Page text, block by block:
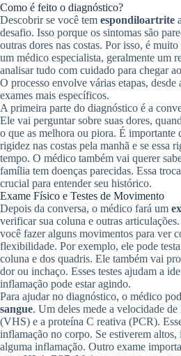
Como é feito o diagnóstico?
Descobrir se você tem espondiloartrite
desafio. Isso porque os sintomas são
outras dores nas costas. Por isso, é
um médico especialista, geralmente um
analisar tudo com cuidado para chegar
O processo envolve várias etapas,
exames mais específicos.
A primeira parte do diagnóstico é a
Ele vai perguntar sobre suas dores,
o que as melhora ou piora. É importante
rigidez nas costas pela manhã e se essa
tempo. O médico também vai querer
família tem doenças parecidas. Essa
crucial para entender seu histórico.
Exame Físico e Testes de Movimento
Depois da conversa, o médico fará um
verificar sua coluna e outras
você fazer alguns movimentos para ver
flexibilidade. Por exemplo, ele pode
coluna e dos quadris. Ele também vai
dor ou inchaço. Esses testes ajudam a
inflamação pode estar agindo.
Para ajudar no diagnóstico, o médico
sangue. Um deles mede a velocidade de
(VHS) e a proteína C reativa (PCR).
inflamação no corpo. Se estiverem altos,
alguma inflamação. Outro exame